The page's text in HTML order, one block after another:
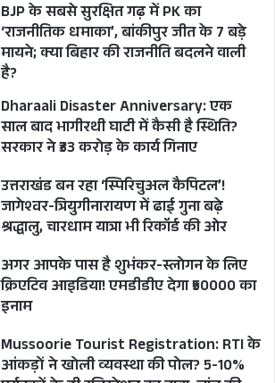
BJP के सबसे सुरक्षित गढ़ में PK का
‘राजनीतिक धमाका’, बांकीपुर जीत के 7 बड़े
मायने; क्या बिहार की राजनीति बदलने वाली
है?
Dharaali Disaster Anniversary: एक
साल बाद भागीरथी घाटी में कैसी है स्थिति?
सरकार ने ₹33 करोड़ के कार्य गिनाए
उत्तराखंड बन रहा ‘स्पिरिचुअल कैपिटल’!
जागेश्वर-त्रियुगीनारायण में ढाई गुना बढ़े
श्रद्धालु, चारधाम यात्रा भी रिकॉर्ड की ओर
अगर आपके पास है शुभंकर-स्लोगन के लिए
क्रिएटिव आइडिया! एमडीडीए देगा ₹50000 का
इनाम
Mussoorie Tourist Registration: RTI के
आंकड़ों ने खोली व्यवस्था की पोल? 5-10%